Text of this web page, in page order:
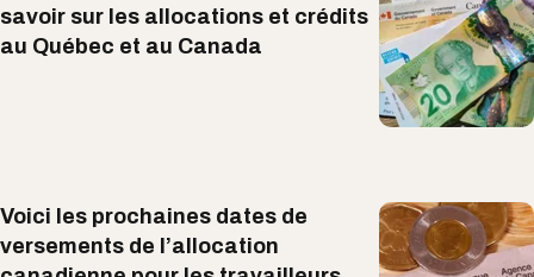
savoir sur les allocations et crédits
au Québec et au Canada
Voici les prochaines dates de
versements de l’allocation